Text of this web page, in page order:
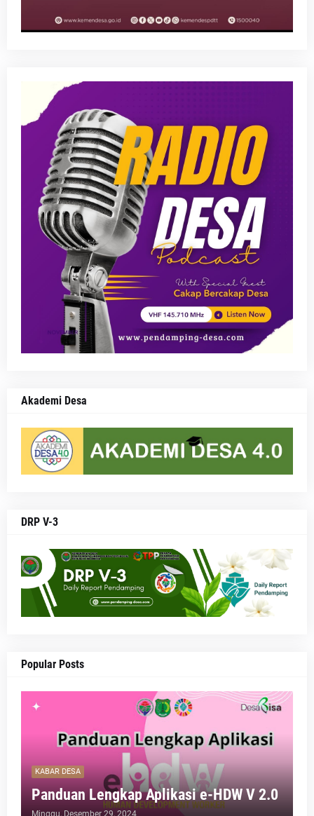
Akademi Desa
DRP V-3
Popular Posts
KABAR DESA
Panduan Lengkap Aplikasi e-HDW V 2.0
Minggu, Desember 29, 2024